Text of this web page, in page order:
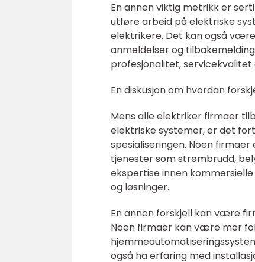
En annen viktig metrikk er
utføre arbeid på elektriske
elektrikere. Det kan også
anmeldelser og
profesjonalitet,
En diskusjon om hvordan
Mens alle elektriker firmaer
elektriske systemer, er det
spesialiseringen. Noen
tjenester som strømbrudd,
ekspertise innen
og løsninger.
En annen forskjell kan være
Noen firmaer kan være mer
også ha erfaring med